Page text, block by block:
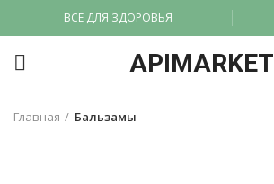
ВСЕ ДЛЯ ЗДОРОВЬЯ
APIMARKET
Главная Бальзамы